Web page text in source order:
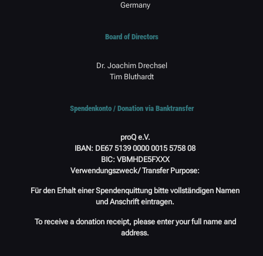
Germany
Board of Directors
Dr. Joachim Drechsel
Tim Bluthardt
Spendenkonto / Donation via Banktransfer
proQ e.V.
IBAN: DE67 5139 0000 0015 5758 08
BIC: VBMHDE5FXXX
Verwendungszweck/ Transfer Purpose:
Für den Erhalt einer Spendenquittung bitte vollständigen Namen
und Anschrift eintragen.
To receive a donation receipt, please enter your full name and
address.